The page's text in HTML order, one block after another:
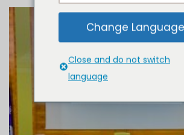
Change Language
Close and do not switch
language